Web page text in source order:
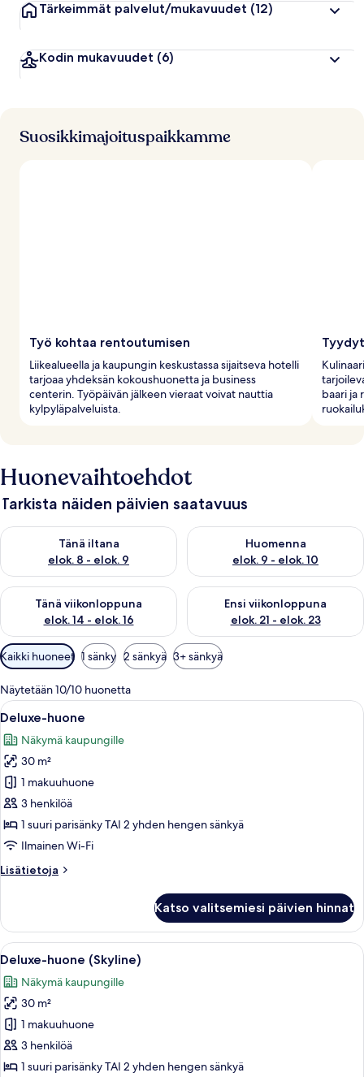
Tärkeimmät palvelut/mukavuudet (12)
Kodin mukavuudet (6)
Suosikkimajoituspaikkamme
Työ kohtaa rentoutumisen
Liikealueella ja kaupungin keskustassa sijaitseva hotelli
tarjoaa yhdeksän kokoushuonetta ja business
centerin. Työpäivän jälkeen vieraat voivat nauttia
kylpyläpalveluista.
baari ja
Huonevaihtoehdot
Tarkista näiden päivien saatavuus
Tänä iltana
elok. 8 - elok. 9
Tarkista tämän illan saatavuus elok. 8 - elok. 9
Huomenna
elok. 9 - elok. 10
Tarkista huomisen saatavuus
Tänä viikonloppuna
elok. 14 - elok. 16
Tarkista tämän viikonlopun saatavuus elok. 14 - elok. 16
Ensi viikonloppuna
elok. 21 - elok. 23
Tarkista ensi viikonlopun
Huoneille
saatavilla
olevia
suodattimia
Kaikki huoneet 1 sänky 2 sänkyä 3+ sänkyä
Näytetään 10/10 huonetta
Avaa
kaikki
huonetyypin
Deluxe-
huone
kuvat
Hotellihuone, jossa on sänky,
6
Deluxe-huone
Näkymä kaupungille
30 m²
1 makuuhuone
3 henkilöä
1 suuri parisänky TAI 2 yhden hengen sänkyä
Ilmainen Wi-Fi
Lisätietoja
Lisätietoja
Katso valitsemiesi päivien hinnat
Avaa
kaikki
huonetyypin
Deluxe-
huone
(Skyline)
kuvat
Hotellihuone, jossa on suuri sänky,
5
Deluxe-huone (Skyline)
Näkymä kaupungille
30 m²
1 makuuhuone
3 henkilöä
1 suuri parisänky TAI 2 yhden hengen sänkyä